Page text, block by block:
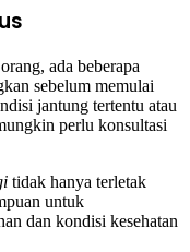
ada beberapa
sebelum memulai
jantung tertentu atau
perlu konsultasi
tidak hanya terletak
untuk
dan kondisi kesehatan